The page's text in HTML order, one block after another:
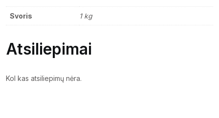
Svoris 1 kg
Atsiliepimai
Kol kas atsiliepimų nėra.